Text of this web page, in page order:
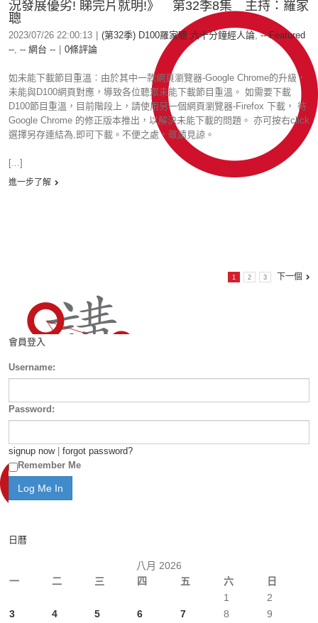
況發展優劣! 睇完片就明!》 第32季8集 主持：羅家
聰
2023/07/26 22:00:13 (第32季) D100羅家聰 六十分鐘經人論,-- Featured
--, -- 網台 -- 0條評論
如未能下載節目重溫︰由於其中一款網頁瀏覽器-Google Chrome的升級，
未能與D100網頁對應，導致各位聽眾未能下載節目重溫。 如需要下載
D100節目重溫，目前階段上，請使用另一個網頁瀏覽器-Firefox 下載， 待
Google Chrome 的修正版本推出，以解決未能下載的問題。 亦可按右click
選擇另存連結為,即可下載。不便之處，敬請見諒。
[...]
進一步了解
1 2 3 下一個
會員登入
Username:
Password:
signup now| forgot password?
Remember Me
日曆
八月 2026
一
二 三 四 五 六 日
1
2
3
4 5 6 7 8
9